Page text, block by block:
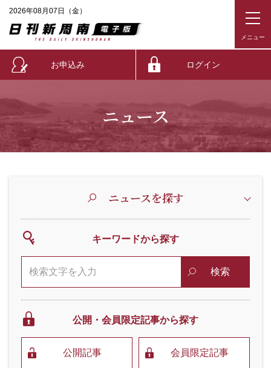
2026年08月07日（金）
お申込み ログイン
ニュース
ニュースを探す
キーワードから探す
検索
公開・会員限定記事から探す
公開記事 会員限定記事